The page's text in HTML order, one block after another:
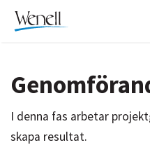
I denna fas arbetar
skapa resultat.